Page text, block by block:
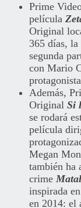
Prime
película
Original
365 días, la
segunda
con Mario
Además,
Original Si
se rodará
película
Megan
también ha
crime
inspirada
en 2014: el